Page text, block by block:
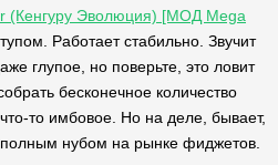
(Кенгуру Эволюция) [МОД Mega
Работает стабильно. Звучит
глупое, но поверьте, это ловит
бесконечное количество
то имбовое. Но на деле, бывает,
полным нубом на рынке фиджетов.